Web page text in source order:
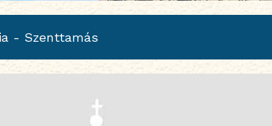
- Szenttamás